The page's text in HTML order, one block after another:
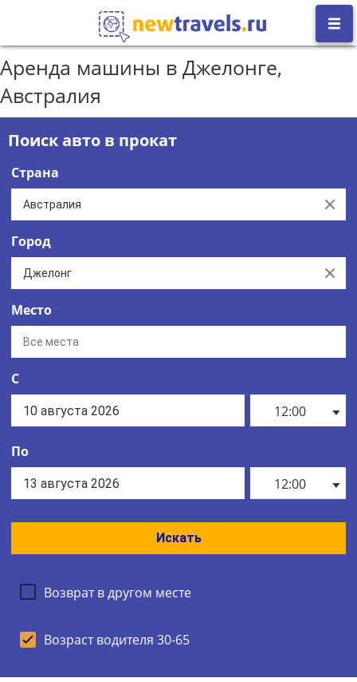
Аренда машины в Джелонге,
Австралия
Поиск авто в прокат
Страна
Clear
Город
Clear
Место
С
12:00
По
12:00
Искать
Возврат в другом месте
Возраст водителя 30-65